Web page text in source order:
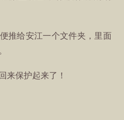
推给安江一个文件夹，里面
来保护起来了！